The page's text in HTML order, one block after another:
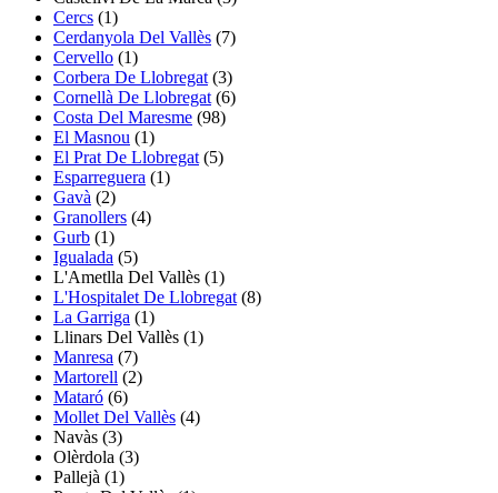
Cercs (1)
Cerdanyola Del Vallès (7)
Cervello (1)
Corbera De Llobregat (3)
Cornellà De Llobregat (6)
Costa Del Maresme (98)
El Masnou (1)
El Prat De Llobregat (5)
Esparreguera (1)
Gavà (2)
Granollers (4)
Gurb (1)
Igualada (5)
L'Ametlla Del Vallès (1)
L'Hospitalet De Llobregat (8)
La Garriga (1)
Llinars Del Vallès (1)
Manresa (7)
Martorell (2)
Mataró (6)
Mollet Del Vallès (4)
Navàs (3)
Olèrdola (3)
Pallejà (1)